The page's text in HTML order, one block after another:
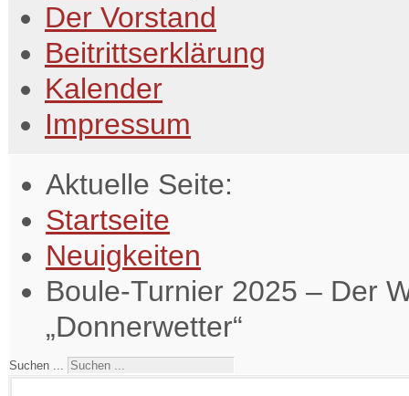
Der Vorstand
Beitrittserklärung
Kalender
Impressum
Aktuelle Seite:
Startseite
Neuigkeiten
Boule-Turnier 2025 – Der
„Donnerwetter“
Suchen ...